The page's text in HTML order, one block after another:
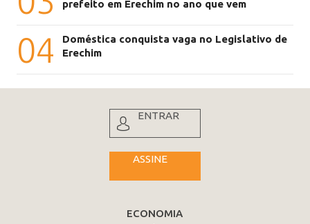
prefeito em Erechim no ano que vem
04
Doméstica conquista vaga no Legislativo de
Erechim
ENTRAR
ASSINE
ECONOMIA